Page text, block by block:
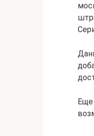
Еще